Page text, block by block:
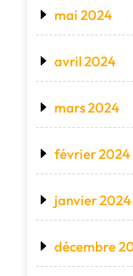
mai 2024
avril 2024
mars 2024
février 2024
janvier 2024
décembre